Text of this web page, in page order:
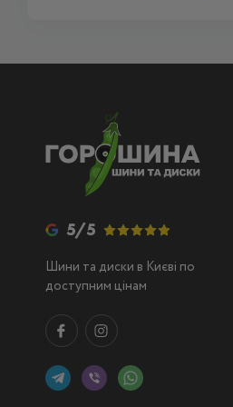
5/5
Шини та диски в Києві по
доступним цінам